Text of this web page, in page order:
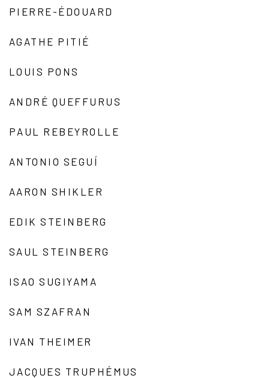
PIERRE-ÉDOUARD
AGATHE PITIÉ
LOUIS PONS
ANDRÉ QUEFFURUS
PAUL REBEYROLLE
ANTONIO SEGUÍ
AARON SHIKLER
EDIK STEINBERG
SAUL STEINBERG
ISAO SUGIYAMA
SAM SZAFRAN
IVAN THEIMER
JACQUES TRUPHÉMUS